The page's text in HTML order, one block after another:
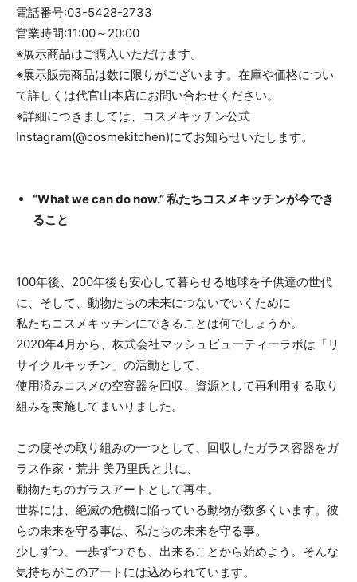
電話番号:03-5428-2733
営業時間:11:00～20:00
※展示商品はご購入いただけます。
※展示販売商品は数に限りがございます。在庫や価格につい
て詳しくは代官山本店にお問い合わせください。
※詳細につきましては、コスメキッチン公式
Instagram(@cosmekitchen)にてお知らせいたします。
“What we can do now.” 私たちコスメキッチンが今でき
ること
100年後、200年後も安心して暮らせる地球を子供達の世代
に、そして、動物たちの未来につないでいくために
私たちコスメキッチンにできることは何でしょうか。
2020年4月から、株式会社マッシュビューティーラボは「リ
サイクルキッチン」の活動として、
使用済みコスメの空容器を回収、資源として再利用する取り
組みを実施してまいりました。
この度その取り組みの一つとして、回収したガラス容器をガ
ラス作家・荒井 美乃里氏と共に、
動物たちのガラスアートとして再生。
世界には、絶滅の危機に陥っている動物が数多くいます。彼
らの未来を守る事は、私たちの未来を守る事。
少しずつ、一歩ずつでも、出来ることから始めよう。そんな
気持ちがこのアートには込められています。